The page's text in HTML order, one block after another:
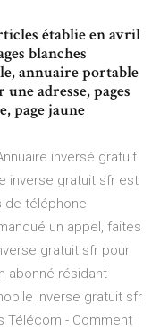
établie en avril
blanches
annuaire portable
adresse, pages
page jaune
inversé gratuit
inverse gratuit sfr est
de téléphone
un appel, faites
gratuit sfr pour
abonné résidant
inverse gratuit sfr
Télécom - Comment